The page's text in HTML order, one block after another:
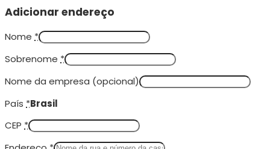
Adicionar endereço
Nome *
Sobrenome *
Nome da empresa (opcional)
País *Brasil
CEP *